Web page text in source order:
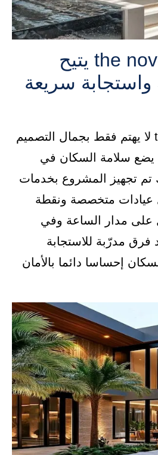
مشروع the novelist يتيح
سريعة
مشروع the novelist لا يهتم فقط بجمال التصميم
يضع سلامة السكان في
تم تجهيز المشروع بخدمات
عيادات متخصصة ونقطة
على مدار الساعة وفي
فرق مدرّبة للاستجابة
إحساسا دائما بالأمان